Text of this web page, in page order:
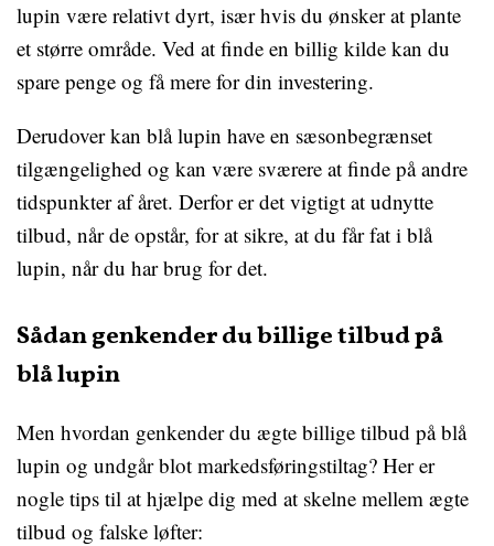
lupin være relativt dyrt, især hvis du ønsker at plante
et større område. Ved at finde en billig kilde kan du
spare penge og få mere for din investering.
Derudover kan blå lupin have en sæsonbegrænset
tilgængelighed og kan være sværere at finde på andre
tidspunkter af året. Derfor er det vigtigt at udnytte
tilbud, når de opstår, for at sikre, at du får fat i blå
lupin, når du har brug for det.
Sådan genkender du billige tilbud på
blå lupin
Men hvordan genkender du ægte billige tilbud på blå
lupin og undgår blot markedsføringstiltag? Her er
nogle tips til at hjælpe dig med at skelne mellem ægte
tilbud og falske løfter: